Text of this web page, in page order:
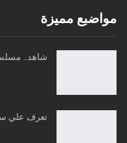
مواضبع مميزة
شاهد..
تعرف علي